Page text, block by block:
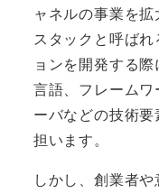
ャネルの事業を
スタックと呼ば
ョンを開発する
言語、フレーム
ーバなどの技術
担います。
しかし、創業者